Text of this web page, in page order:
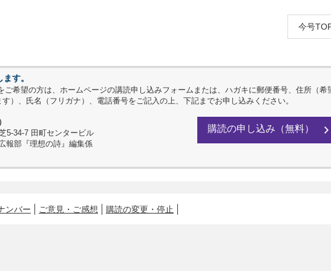
今号
す。
ご希望の方は、ホームページの講読申し込みフォームまたは、ハガキに郵便番号、住所（希
）、氏名（フリガナ）、電話番号をご記入の上、下記までお申し込みください。
5-34-7 田町センタービル
部『理想の詩』編集係
購読の申し込み（無料）
ンバー ご意見・ご感想 購読の変更・停止